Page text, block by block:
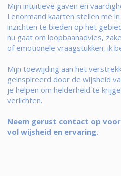
Mijn intuitieve gaven en
Lenormand kaarten stellen me
inzichten te bieden op het
nu gaat om loopbaanadvies,
of emotionele vraagstukken, ik
Mijn toewijding aan het
geinspireerd door de wijsheid
je helpen om helderheid te
verlichten.
Neem gerust contact op
vol wijsheid en ervaring.